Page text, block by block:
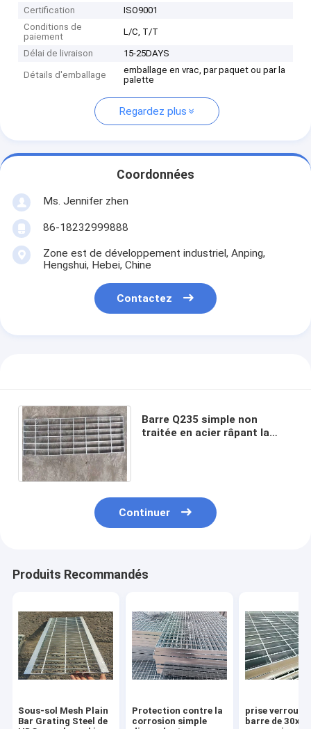
Certification
ISO9001
Conditions de
paiement
L/C, T/T
Délai de livraison 15-25DAYS
Détails d'emballage
emballage en vrac, par paquet ou par la
palette
Regardez plus
Coordonnées
Ms. Jennifer zhen
86-18232999888
Zone est de développement industriel, Anping,
Hengshui, Hebei, Chine
Contactez
Barre Q235 simple non
traitée en acier râpant la
Continuer
Produits Recommandés
Sous-sol Mesh Plain
Bar Grating Steel de
Protection contre la
corrosion simple
prise
barre de